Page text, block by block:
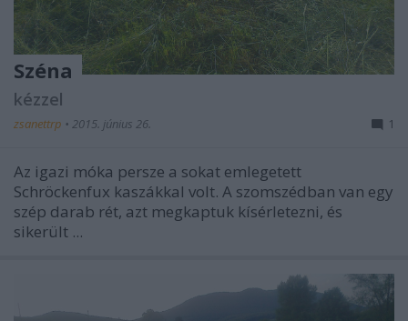
Széna
kézzel
zsanettrp • 2015. június 26. 1
Az igazi móka persze a sokat emlegetett
Schröckenfux kaszákkal volt. A szomszédban van egy
szép darab rét, azt megkaptuk kísérletezni, és
sikerült ...